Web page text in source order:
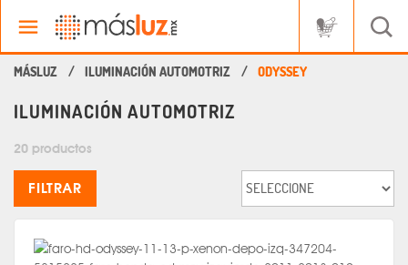
ILUMINACIÓN AUTOMOTRIZ ODYSSEY
ILUMINACIÓN AUTOMOTRIZ
20 productos
FILTRAR